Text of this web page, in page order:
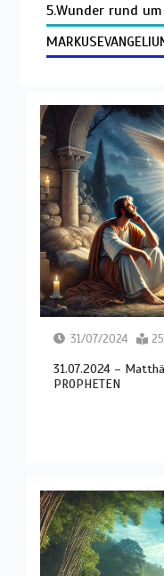
5.Wunder rund
31/07/2024
31.07.2024 –
PROPHETEN